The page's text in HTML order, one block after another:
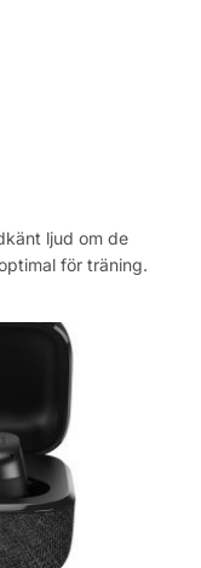
ljud om de
för träning.